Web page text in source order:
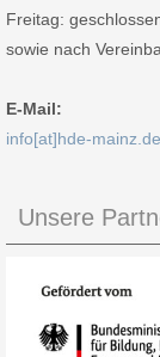
Freitag:
sowie nach
E-Mail:
info[at]hde-mainz.de
Unsere